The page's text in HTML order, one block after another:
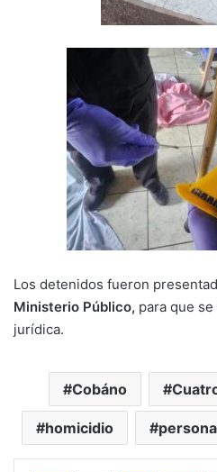
Los detenidos fueron
Ministerio Público, para que
jurídica.
Cobáno
homicidio